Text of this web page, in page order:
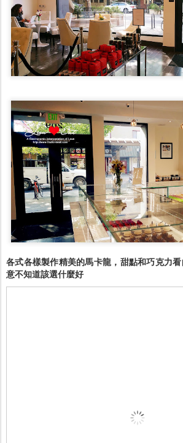
各式各樣製作精美的馬卡龍，甜點和巧克力
意不知道該選什麼好